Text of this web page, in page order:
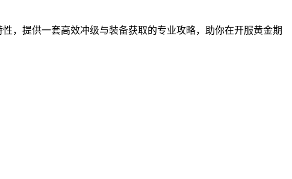
，提供一套高效冲级与装备获取的专业攻略，助你在开服黄金期